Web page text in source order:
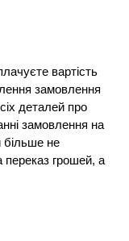
вартість
замовлення
деталей про
замовлення на
більше не
переказ грошей, а